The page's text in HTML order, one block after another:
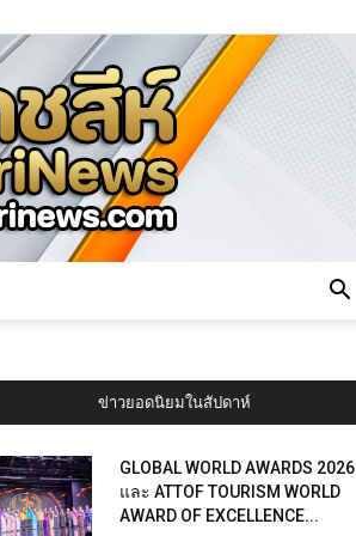
ข่าวยอดนิยมในสัปดาห์
GLOBAL WORLD AWARDS 2026
และ ATTOF TOURISM WORLD
AWARD OF EXCELLENCE...